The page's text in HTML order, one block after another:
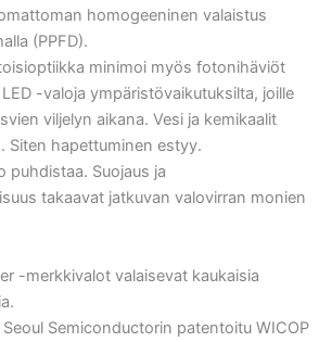
homogeeninen valaistus
(PPFD).
minimoi myös fotonihäviöt
-valoja ympäristövaikutuksilta, joille
viljelyn aikana. Vesi ja kemikaalit
Siten hapettuminen estyy.
puhdistaa. Suojaus ja
takaavat jatkuvan valovirran monien
-merkkivalot valaisevat kaukaisia
Seoul Semiconductorin patentoitu WICOP